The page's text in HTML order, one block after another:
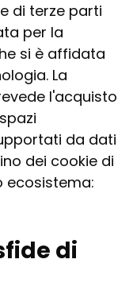
di terze parti
per la
si è affidata
La
l'acquisto
da dati
dei cookie di
ecosistema:
di